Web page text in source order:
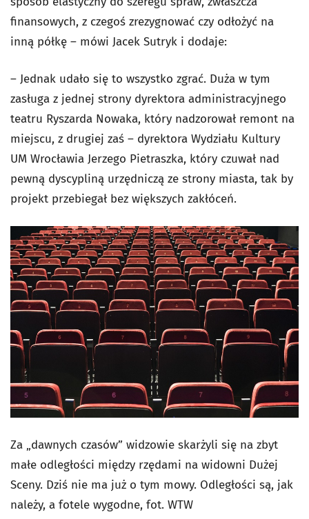
finansowych, z czegoś zrezygnować czy odłożyć na
inną półkę – mówi Jacek Sutryk i dodaje:
– Jednak udało się to wszystko zgrać. Duża w tym
zasługa z jednej strony dyrektora administracyjnego
teatru Ryszarda Nowaka, który nadzorował remont na
miejscu, z drugiej zaś – dyrektora Wydziału Kultury
UM Wrocławia Jerzego Pietraszka, który czuwał nad
pewną dyscypliną urzędniczą ze strony miasta, tak by
projekt przebiegał bez większych zakłóceń.
Za „dawnych czasów” widzowie skarżyli się na zbyt
małe odległości między rzędami na widowni Dużej
Sceny. Dziś nie ma już o tym mowy. Odległości są, jak
należy, a fotele wygodne, fot. WTW